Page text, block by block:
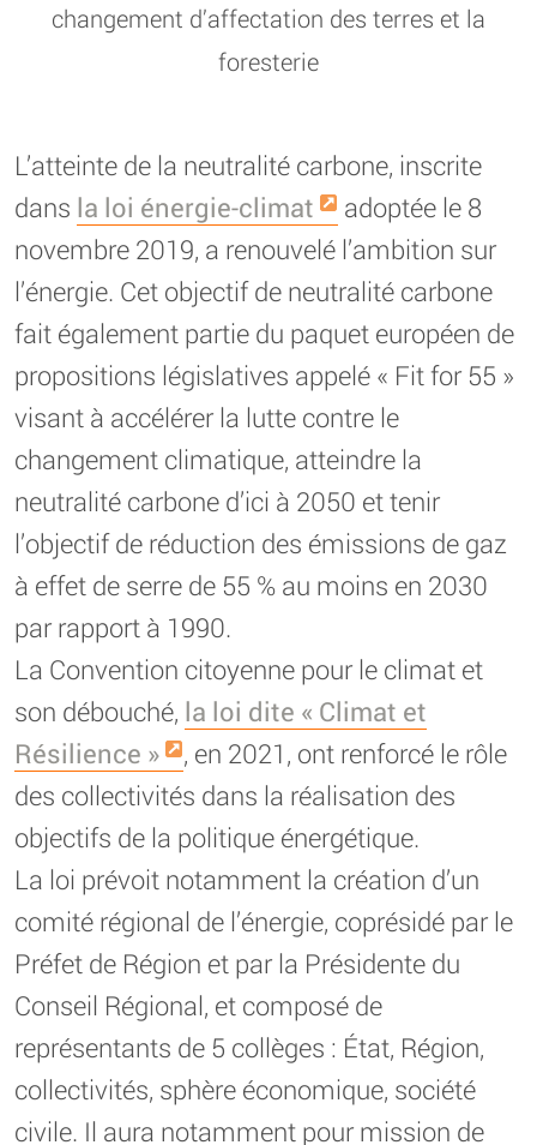
changement d’affectation des terres et la
foresterie
L’atteinte de la neutralité carbone, inscrite
dans la loi énergie-climat
adoptée le 8
novembre 2019, a renouvelé l’ambition sur
l’énergie. Cet objectif de neutralité carbone
fait également partie du paquet européen de
propositions législatives appelé « Fit for 55 »
visant à accélérer la lutte contre le
changement climatique, atteindre la
neutralité carbone d’ici à 2050 et tenir
l’objectif de réduction des émissions de gaz
à effet de serre de 55 % au moins en 2030
par rapport à 1990.
La Convention citoyenne pour le climat et
son débouché, la loi dite « Climat et
Résilience »
, en 2021, ont renforcé le rôle
des collectivités dans la réalisation des
objectifs de la politique énergétique.
La loi prévoit notamment la création d’un
comité régional de l’énergie, coprésidé par le
Préfet de Région et par la Présidente du
Conseil Régional, et composé de
représentants de 5 collèges : État, Région,
collectivités, sphère économique, société
civile. Il aura notamment pour mission de